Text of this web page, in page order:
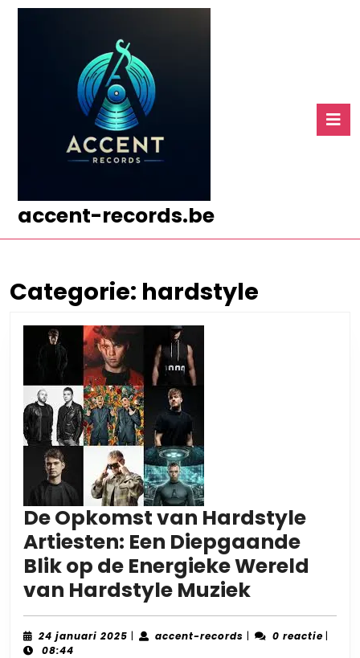
accent-records.be
Categorie: hardstyle
De Opkomst van Hardstyle
Artiesten: Een Diepgaande
Blik op de Energieke Wereld
van Hardstyle MuziekDe
Opkomst
van
24 januari 2025 24
| accent-records accent-
| 0 reactie |
08:44